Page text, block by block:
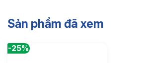
Sản phẩm đã xem
-25%